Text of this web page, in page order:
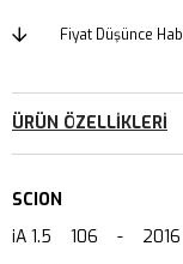
Fiyat Düşünce
ÜRÜN ÖZELLIKLERI
SCION
iA 1.5 106 - 2016